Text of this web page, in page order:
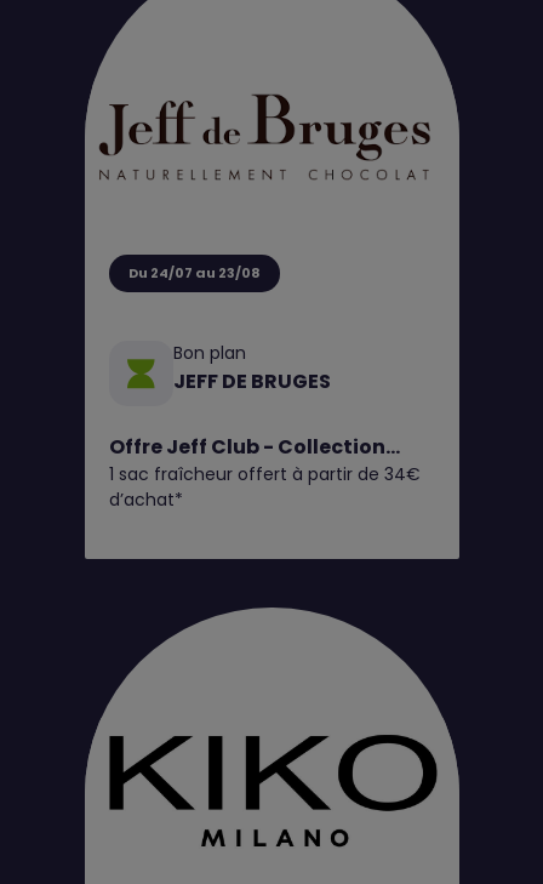
Du 24/07 au 23/08
Bon plan
JEFF DE BRUGES
Offre Jeff Club - Collection
Fruits d'Été
1 sac fraîcheur offert à partir de 34€
d’achat*